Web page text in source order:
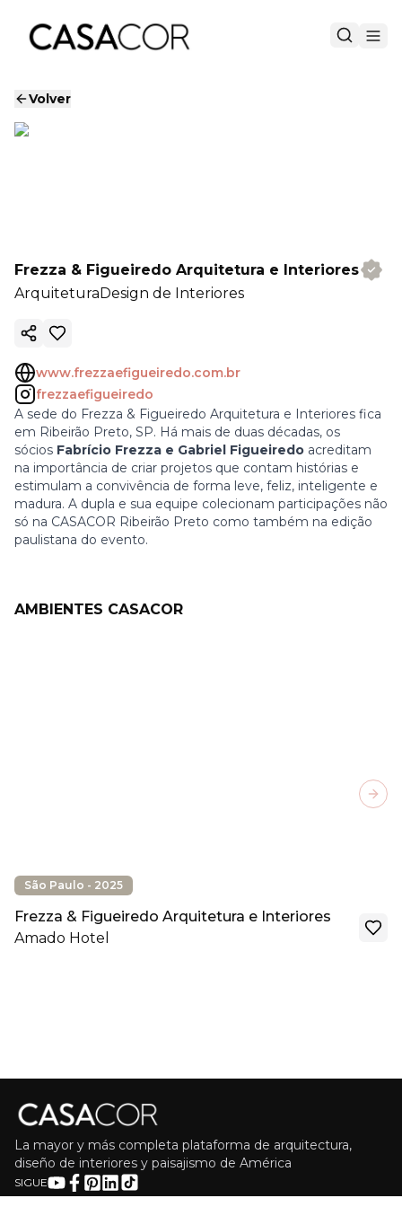
Volver
Frezza & Figueiredo Arquitetura e Interiores
ArquiteturaDesign de Interiores
Copiar enlace
www.frezzaefigueiredo.com.br
frezzaefigueiredo
A sede do Frezza & Figueiredo Arquitetura e Interiores fica
em Ribeirão Preto, SP. Há mais de duas décadas, os
sócios Fabrício Frezza e Gabriel Figueiredo acreditam
na importância de criar projetos que contam histórias e
estimulam a convivência de forma leve, feliz, inteligente e
madura. A dupla e sua equipe colecionam participações não
só na CASACOR Ribeirão Preto como também na edição
paulistana do evento.
AMBIENTES CASACOR
São Paulo - 2025
Frezza & Figueiredo Arquitetura e Interiores
Amado Hotel
La mayor y más completa plataforma de arquitectura,
diseño de interiores y paisajismo de América
SIGUE